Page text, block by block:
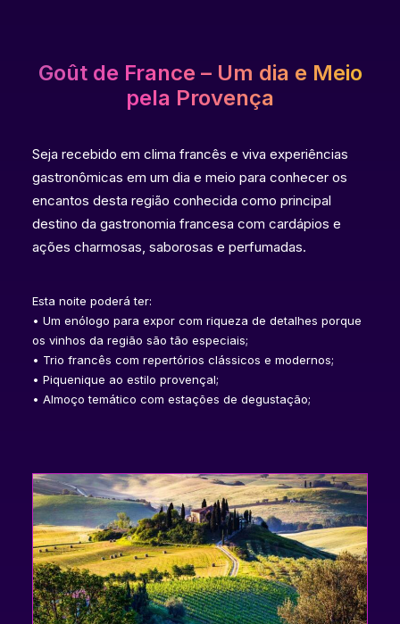
Goût de France – Um dia e Meio
pela Provença
Seja recebido em clima francês e viva experiências
gastronômicas em um dia e meio para conhecer os
encantos desta região conhecida como principal
destino da gastronomia francesa com cardápios e
ações charmosas, saborosas e perfumadas.
Esta noite poderá ter:
• Um enólogo para expor com riqueza de detalhes porque
os vinhos da região são tão especiais;
• Trio francês com repertórios clássicos e modernos;
• Piquenique ao estilo provençal;
• Almoço temático com estações de degustação;